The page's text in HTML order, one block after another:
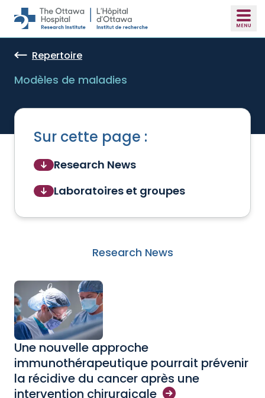
Skip to main content
Repertoire
Modèles de maladies
Sur cette page :
Research News
Laboratoires et groupes
Research News
Une nouvelle approche
immunothérapeutique pourrait prévenir
la récidive du cancer après une
intervention chirurgicale